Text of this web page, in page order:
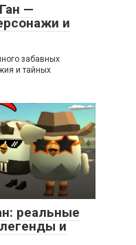
—
и
забавных
и тайных
реальные
и